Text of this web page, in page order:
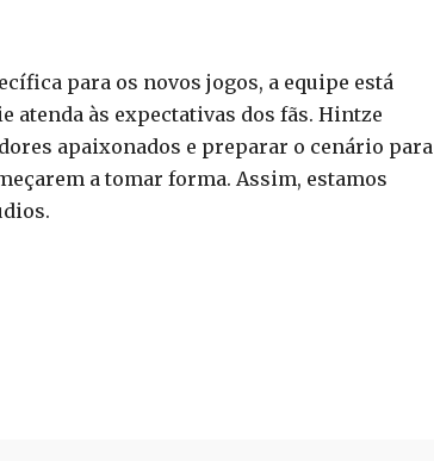
para os novos jogos, a equipe está
às expectativas dos fãs. Hintze
apaixonados e preparar o cenário para
a tomar forma. Assim, estamos